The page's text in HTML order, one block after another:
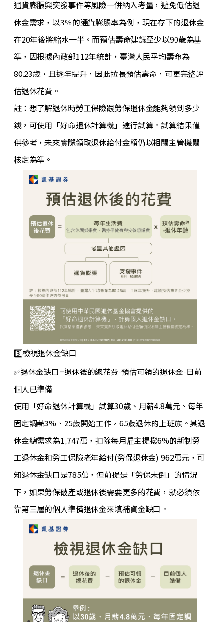
通貨膨脹與突發事件等風險一併納入考量，避免低估退
休金需求，以3％的通貨膨脹率為例，現在存下的退休金
在20年後將縮水一半。而預估壽命建議至少以90歲為基
準，因根據內政部112年統計，臺灣人民平均壽命為
80.23歲，且逐年提升，因此拉長預估壽命，可更完整評
估退休花費。
註：想了解退休時勞工保險跟勞保退休金能夠領到多少
錢，可使用「好命退休計算機」進行試算。試算結果僅
供參考，未來實際領取退休給付金額仍以相關主管機關
核定為準。
3️⃣檢視退休金缺口
✅退休金缺口=退休後的總花費-預估可領的退休金-目前
個人已準備
使用「好命退休計算機」試算30歲、月薪4.8萬元、每年
固定調薪3%、25歲開始工作，65歲退休的上班族。其退
休金總需求為1,747萬，扣除每月雇主提撥6%的新制勞
工退休金和勞工保險老年給付(勞保退休金) 962萬元，可
知退休金缺口是785萬，但前提是「勞保未倒」的情況
下，如果勞保破產或退休後需要更多的花費，就必須依
靠第三層的個人準備退休金來填補資金缺口。